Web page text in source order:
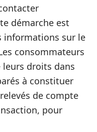
démarche est
informations sur le
consommateurs
leurs droits dans
à constituer
de compte
pour